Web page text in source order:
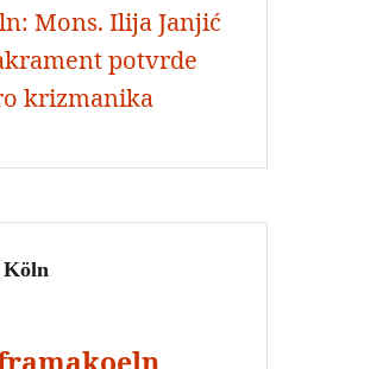
Mons. Ilija Janjić
potvrde
krizmanika